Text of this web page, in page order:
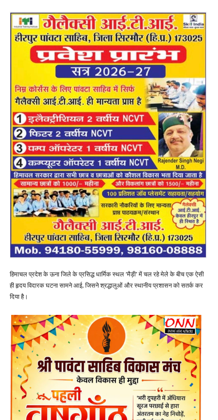
हिमाचल प्रदेश के ऊना जिले के प्रसिद्ध धार्मिक स्थल ‘मैड़ी’ में चल रहे मेले के बीच एक ऐसी
ही हृदय विदारक घटना सामने आई, जिसने श्रद्धालुओं और स्थानीय प्रशासन को सतर्क कर
दिया है।